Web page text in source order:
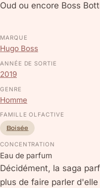
Oud ou encore Boss
MARQUE
Hugo Boss
ANNÉE DE SORTIE
2019
GENRE
Homme
FAMILLE OLFACTIVE
Boisée
CONCENTRATION
Eau de parfum
Décidément, la saga
plus de faire parler